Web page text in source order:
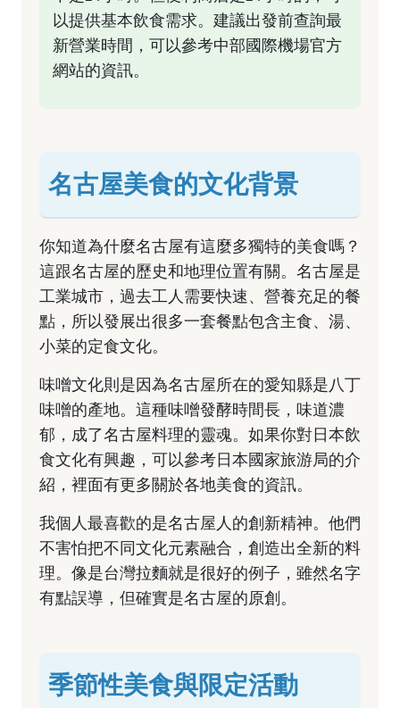
以提供基本飲食需求。建議出發前查詢最
新營業時間，可以參考中部國際機場官方
網站的資訊。
名古屋美食的文化背景
你知道為什麼名古屋有這麼多獨特的美食嗎？
這跟名古屋的歷史和地理位置有關。名古屋是
工業城市，過去工人需要快速、營養充足的餐
點，所以發展出很多一套餐點包含主食、湯、
小菜的定食文化。
味噌文化則是因為名古屋所在的愛知縣是八丁
味噌的產地。這種味噌發酵時間長，味道濃
郁，成了名古屋料理的靈魂。如果你對日本飲
食文化有興趣，可以參考日本國家旅游局的介
紹，裡面有更多關於各地美食的資訊。
我個人最喜歡的是名古屋人的創新精神。他們
不害怕把不同文化元素融合，創造出全新的料
理。像是台灣拉麵就是很好的例子，雖然名字
有點誤導，但確實是名古屋的原創。
季節性美食與限定活動